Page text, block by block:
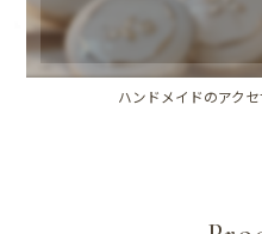
ハンドメイドのアク